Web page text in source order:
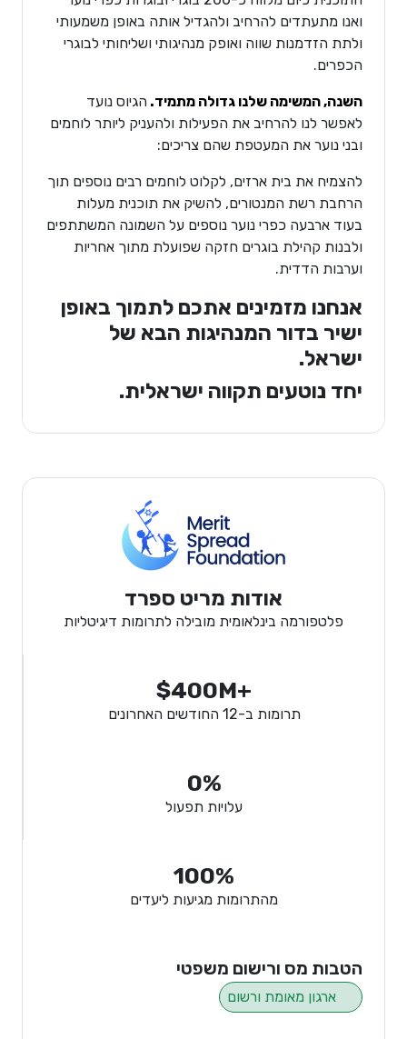
ואנו מתעתדים להרחיב ולהגדיל אותה באופן משמעותי
ולתת הזדמנות שווה ואופק מנהיגותי ושליחותי לבוגרי
הכפרים.
השנה, המשימה שלנו גדולה מתמיד. הגיוס נועד
לאפשר לנו להרחיב את הפעילות ולהעניק ליותר לוחמים
ובני נוער את המעטפת שהם צריכים:
להצמיח את בית ארזים, לקלוט לוחמים רבים נוספים תוך
הרחבת רשת המנטורים, להשיק את תוכנית מעלות
בעוד ארבעה כפרי נוער נוספים על השמונה המשתתפים
ולבנות קהילת בוגרים חזקה שפועלת מתוך אחריות
וערבות הדדית.
אנחנו מזמינים אתכם לתמוך באופן
ישיר בדור המנהיגות הבא של
ישראל.
יחד נוטעים תקווה ישראלית.
אודות מריט ספרד
פלטפורמה בינלאומית מובילה לתרומות דיגיטליות
$400M+
תרומות ב-12 החודשים האחרונים
0%
עלויות תפעול
100%
מהתרומות מגיעות ליעדים
הטבות מס ורישום משפטי
ארגון מאומת ורשום